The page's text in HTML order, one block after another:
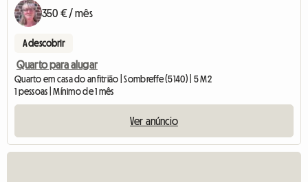
350 € / mês
A descobrir
Quarto para alugar
Quarto em casa do anfitrião | Sombreffe (5140) | 5 M2
1 pessoas | Mínimo de 1 mês
Ver anúncio